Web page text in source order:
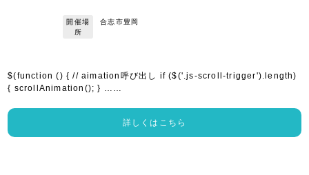
開催場
所
合志市豊岡
$(function () { // aimation呼び出し if ($('.js-scroll-trigger').length)
{ scrollAnimation(); } ……
詳しくはこちら